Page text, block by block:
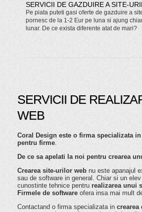
SERVICII DE GAZDUIRE A SITE-
Pe piata puteti gasi oferte de gazduire a
pornesc de la 1-2 Eur pe luna si ajung
lunar. De ce exista diferente atat de mari?
SERVICII DE
WEB
Coral Design este o firma specializata
pentru firme
De ce sa apelati la noi pentru crearea
Crearea site-urilor web nu este apanajul
sau de software in general. Chiar si un
cunostinte tehnice pentrurealizarea unui
Firmele de softwareofera insa mai mult
Contactand o firma specializata increarea